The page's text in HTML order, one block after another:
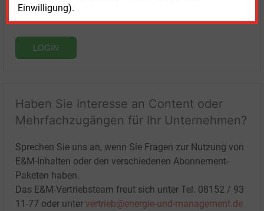
Einwilligung).
LOGIN
Haben Sie Interesse an Content oder
Mehrfachzugängen für Ihr Unternehmen?
Sprechen Sie uns an, wenn Sie Fragen zur Nutzung von
E&M-Inhalten oder den verschiedenen Abonnement-
Paketen haben.
Das E&M-Vertriebsteam freut sich unter Tel. 08152 / 93
11-77 oder unter vertrieb@energie-und-management.de